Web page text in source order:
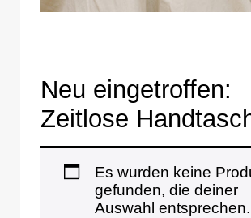
Neu eingetroffen:
Zeitlose
Es wurden keine
gefunden, die deiner
Auswahl entsprechen.